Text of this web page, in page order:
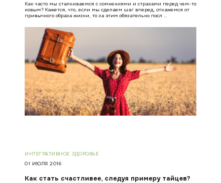
Как часто мы сталкиваемся с сомнениями и страхами перед чем-то
новым? Кажется, что, если мы сделаем шаг вперед, откажемся от
привычного образа жизни, то за этим обязательно посл …
ИНТЕГРАТИВНОЕ ЗДОРОВЬЕ
01 ИЮЛЯ 2016
Как стать счастливее, следуя примеру тайцев?